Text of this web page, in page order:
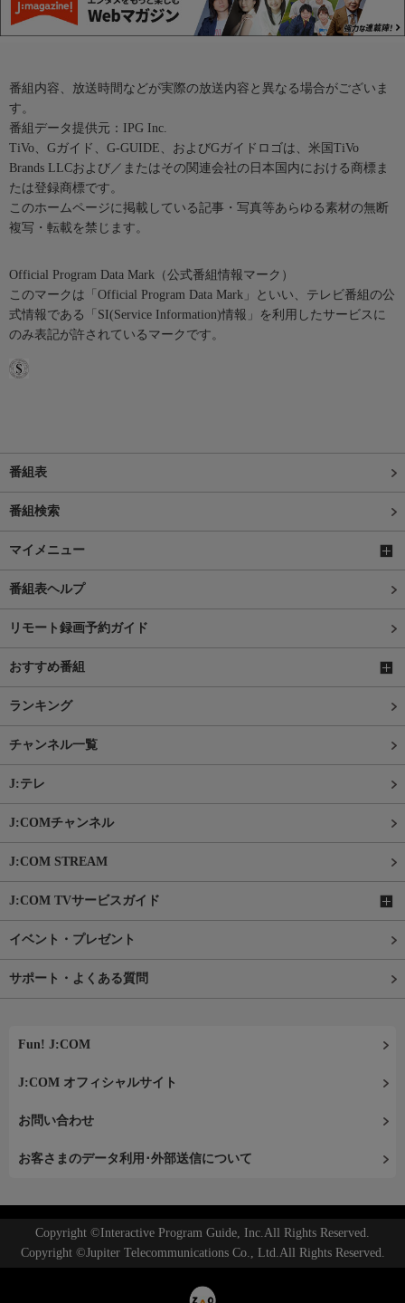
番組内容、放送時間などが実際の放送内容と異なる場合がございま
す。
番組データ提供元：IPG Inc.
TiVo、Gガイド、G-GUIDE、およびGガイドロゴは、米国TiVo
Brands LLCおよび／またはその関連会社の日本国内における商標ま
たは登録商標です。
このホームページに掲載している記事・写真等あらゆる素材の無断
複写・転載を禁じます。
Official Program Data Mark（公式番組情報マーク）
このマークは「Official Program Data Mark」といい、テレビ番組の公
式情報である「SI(Service Information)情報」を利用したサービスに
のみ表記が許されているマークです。
番組表
番組検索
マイメニュー
番組表ヘルプ
リモート録画予約ガイド
おすすめ番組
ランキング
チャンネル一覧
J:テレ
J:COMチャンネル
J:COM STREAM
J:COM TVサービスガイド
イベント・プレゼント
サポート・よくある質問
Fun! J:COM
J:COM オフィシャルサイト
お問い合わせ
お客さまのデータ利用･外部送信について
Copyright ©Interactive Program Guide, Inc.All Rights Reserved.
Copyright ©Jupiter Telecommunications Co., Ltd.All Rights Reserved.